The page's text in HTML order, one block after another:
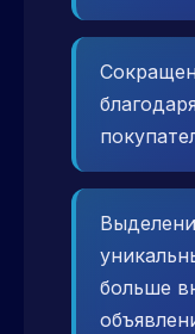
больше